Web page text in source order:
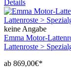
Details
keine Angabe
Emma Motor-
Lattenroste >
ab 869,00€*